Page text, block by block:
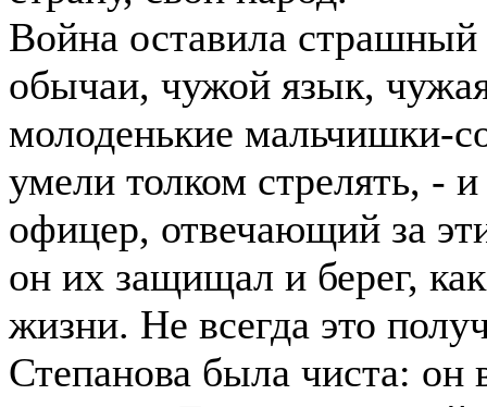
Война оставила
обычаи, чужой язык,
молоденькие мальчишки-
умели толком стрелять, -
офицер, отвечающий за
он их защищал и берег,
жизни. Не всегда это
Степанова была чиста: он